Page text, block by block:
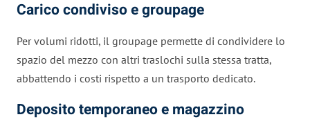
Carico condiviso e groupage
Per volumi ridotti, il groupage permette di condividere lo
spazio del mezzo con altri traslochi sulla stessa tratta,
abbattendo i costi rispetto a un trasporto dedicato.
Deposito temporaneo e magazzino